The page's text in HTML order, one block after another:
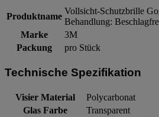
Produktname
Vollsicht-Schutzbrille
Behandlung:
Marke
3M
Packung
pro Stück
Technische Spezifikation
Visier Material
Polycarbonat
Glas Farbe
Transparent